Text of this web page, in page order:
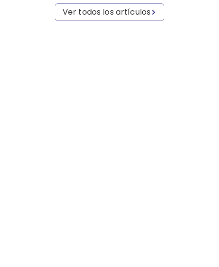
Ver todos los artículos